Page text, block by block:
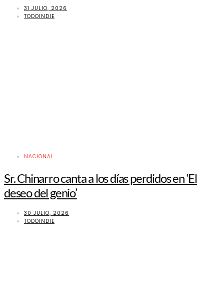
31 JULIO, 2026
TODOINDIE
NACIONAL
Sr. Chinarro canta a los días perdidos en ‘El
deseo del genio’
30 JULIO, 2026
TODOINDIE